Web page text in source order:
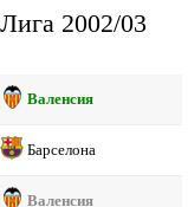
2002/03
Валенсия
Барселона
Валенсия